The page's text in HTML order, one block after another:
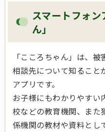
スマートフォ
ん」
「こころちゃん」は、被
相談先について知ること
アプリです。
お子様にもわかりやすい
校などの教育機関、また
係機関の教材や資料とし